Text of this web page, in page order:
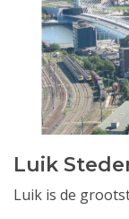
Luik
Luik is de